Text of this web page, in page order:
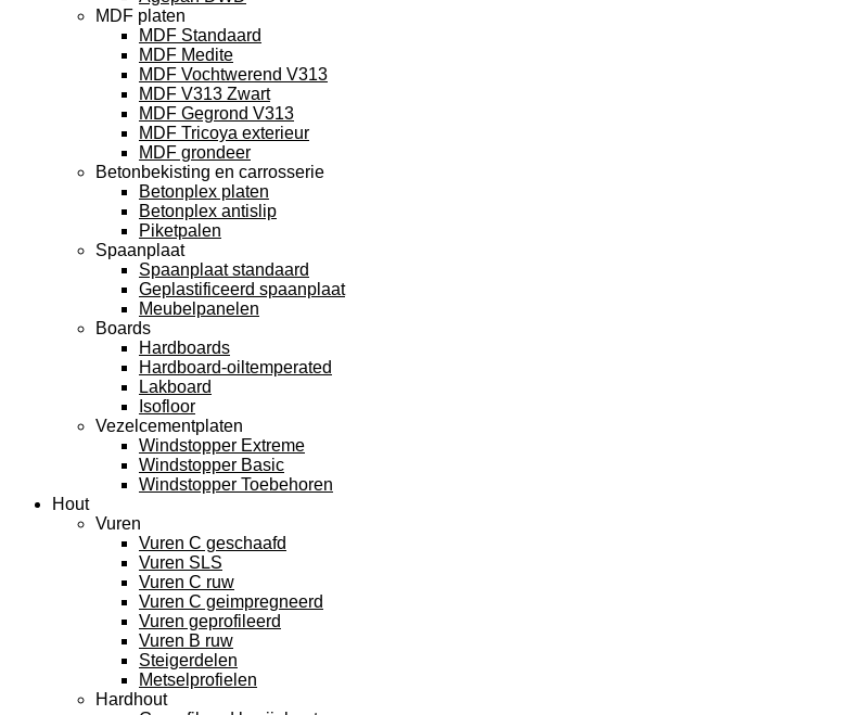
MDF platen
MDF Standaard
MDF Medite
MDF Vochtwerend V313
MDF V313 Zwart
MDF Gegrond V313
MDF Tricoya exterieur
MDF grondeer
Betonbekisting en carrosserie
Betonplex platen
Betonplex antislip
Piketpalen
Spaanplaat
Spaanplaat standaard
Geplastificeerd spaanplaat
Meubelpanelen
Boards
Hardboards
Hardboard-oiltemperated
Lakboard
Isofloor
Vezelcementplaten
Windstopper Extreme
Windstopper Basic
Windstopper Toebehoren
Hout
Vuren
Vuren C geschaafd
Vuren SLS
Vuren C ruw
Vuren C geimpregneerd
Vuren geprofileerd
Vuren B ruw
Steigerdelen
Metselprofielen
Hardhout